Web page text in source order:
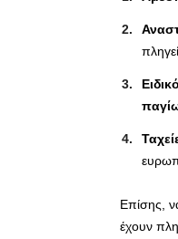
πληγεί.
Επίσης,
έχουν